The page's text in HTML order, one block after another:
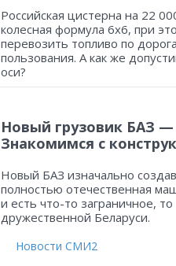
Российская цистерна на 22
колесная формула 6х6, при
перевозить топливо по
пользования. А как же
оси?
Новый грузовик БАЗ —
Знакомимся с
Новый БАЗ изначально
полностью отечественная
и есть что-то заграничное,
дружественной Беларуси.
Новости СМИ2